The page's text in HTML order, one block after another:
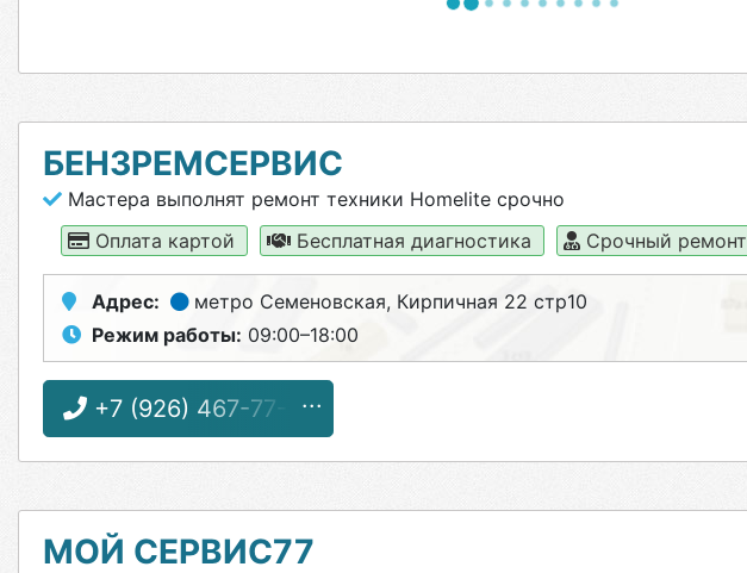
БЕНЗРЕМСЕРВИС
Мастера выполнят ремонт техники Homelite срочно
Оплата картой
Бесплатная диагностика Срочный ремонт
Адрес: метро Семеновская, Кирпичная 22 стр10
Режим работы: 09:00–18:00
+7 (926) 467-77-77
МОЙ СЕРВИС77